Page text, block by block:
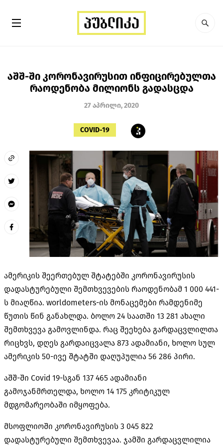
აშშ-ში კორონავირუსით ინფიცირებულთა
რაოდენობა მილიონს გადასცდა
27 აპრილი, 2020
COVID-19
ამერიკის შეერთებულ შტატებში კორონავირუსის
დადასტურებული შემთხვევების რაოდენობამ 1 000 441-
ს მიაღწია. worldometers-ის მონაცემები რამდენიმე
წუთის წინ განახლდა. ბოლო 24 საათში 13 281 ახალი
შემთხვევა გამოვლინდა. რაც შეეხება გარდაცვლილთა
რიცხვს, დღეს გარდაიცვალა 873 ადამიანი, ხოლო სულ
ამერიკის 50-ივე შტატში დაღუპულია 56 286 პირი.
აშშ-ში Covid 19-სგან 137 465 ადამიანი
გამოჯანმრთელდა, ხოლო 14 175 კრიტიკულ
მდგომარეობაში იმყოფება.
მსოფლიოში კორონავირუსის 3 045 822
დადასტურებული შემთხვევაა. ჯამში გარდაცვლილია